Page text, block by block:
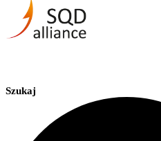
Szukaj